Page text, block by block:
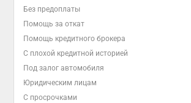
Без предоплаты
Помощь за откат
Помощь кредитного брокера
С плохой кредитной историей
Под залог автомобиля
Юридическим лицам
С просрочками